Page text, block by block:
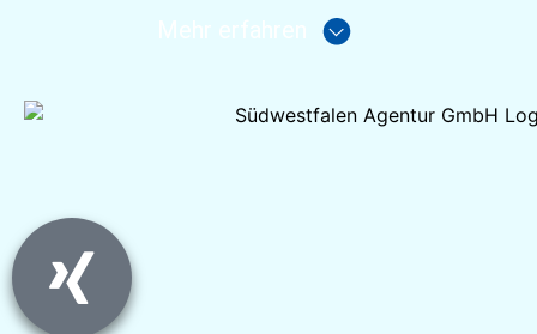
In der Mittagspause nutzen wir die vielfältigen
Angebote der Innenstadt, die man fußläufig erreicht. Als
B. im gegenüberliegenden Gym, oder ein Treffen mit
Freunden und Kollegen in der von Studierenden
Natur geprägtes Stadtbild in Kombination mit
erschwinglichem Wohnraum machen Lippstadt und die
Umgebung zu einem attraktiven Wohnort. Unsere Stadt
und das Umland bieten zudem viele Möglichkeiten für